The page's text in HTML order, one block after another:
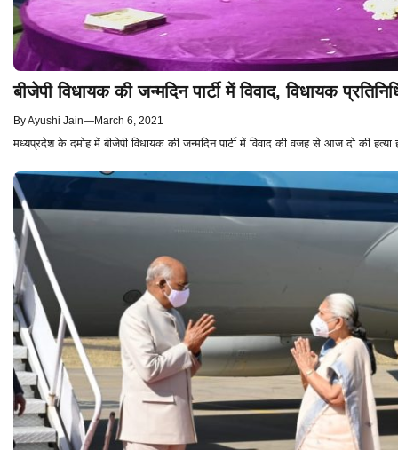
बीजेपी विधायक की जन्मदिन पार्टी में विवाद, विधायक
ByAyushi Jain—March 6, 2021
मध्यप्रदेश के दमोह में बीजेपी विधायक की जन्मदिन पार्टी में विवाद की वजह से आज दो की हत्या